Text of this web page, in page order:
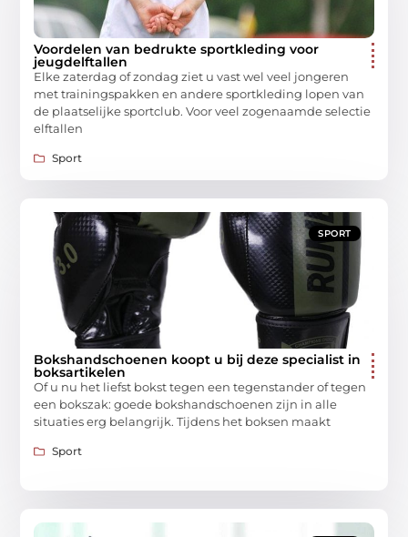
Voordelen van bedrukte sportkleding voor
jeugdelftallen
Elke zaterdag of zondag ziet u vast wel veel jongeren
met trainingspakken en andere sportkleding lopen van
de plaatselijke sportclub. Voor veel zogenaamde selectie
elftallen
Sport
SPORT
Bokshandschoenen koopt u bij deze specialist in
boksartikelen
Of u nu het liefst bokst tegen een tegenstander of tegen
een bokszak: goede bokshandschoenen zijn in alle
situaties erg belangrijk. Tijdens het boksen maakt
Sport